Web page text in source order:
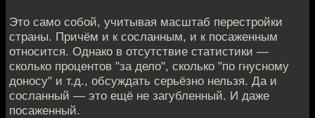
Это само собой, учитывая масштаб перестройки
страны. Причём и к сосланным, и к посаженным
относится. Однако в отсутствие статистики —
сколько процентов "за дело", сколько "по гнусному
доносу" и т.д., обсуждать серьёзно нельзя. Да и
сосланный — это ещё не загубленный. И даже
посаженный.